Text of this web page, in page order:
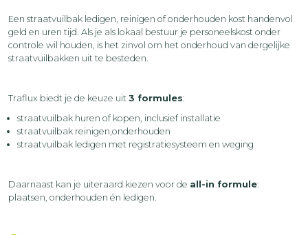
Een straatvuilbak ledigen, reinigen of onderhouden kost handenvol
geld en uren tijd. Als je als lokaal bestuur je personeelskost onder
controle wil houden, is het zinvol om het onderhoud van dergelijke
straatvuilbakken uit te besteden.
Traflux biedt je de keuze uit 3 formules:
straatvuilbak huren of kopen, inclusief installatie
straatvuilbak reinigen,onderhouden
straatvuilbak ledigen met registratiesysteem en weging
Daarnaast kan je uiteraard kiezen voor de all-in formule:
plaatsen, onderhouden én ledigen.